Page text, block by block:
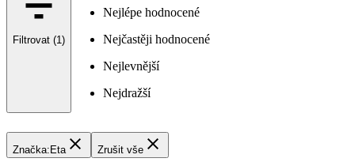
Filtrovat (1)
Nejlépe hodnocené
Nejčastěji hodnocené
Nejlevnější
Nejdražší
Značka: Eta Zrušit vše